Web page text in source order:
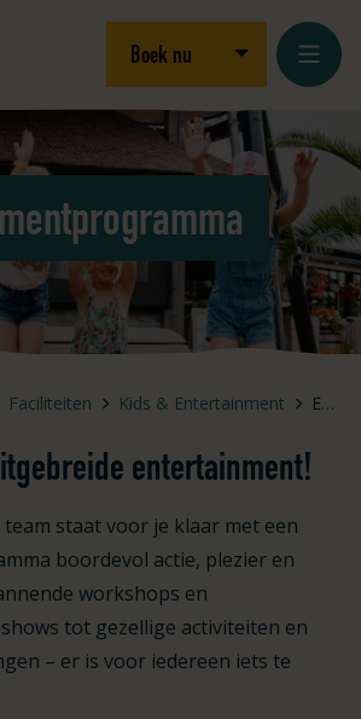
Boek nu Open/sluit
Faciliteiten Kids & Entertainment Entertainmentprogramma
entertainment!
staat voor je klaar met een
boordevol actie, plezier en
workshops en
tot gezellige activiteiten en
– er is voor iedereen iets te